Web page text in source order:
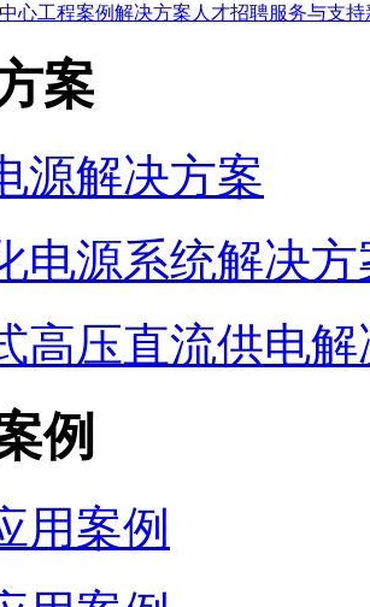
心工程案例解决方案 人才招聘服务与支持
案
源解决方案
电源系统解决方
高压直流供电
例
用案例